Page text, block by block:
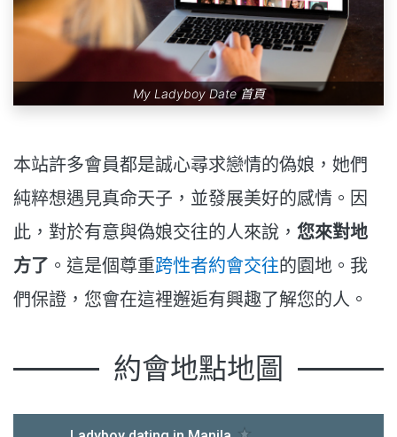
My Ladyboy Date 首頁
本站許多會員都是誠心尋求戀情的偽娘，她們
純粹想遇見真命天子，並發展美好的感情。因
此，對於有意與偽娘交往的人來說， 您來對地
方了 。這是個尊重跨性者約會交往的園地。我
們保證，您會在這裡邂逅有興趣了解您的人。
約會地點地圖